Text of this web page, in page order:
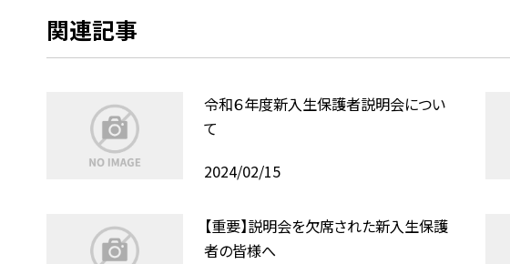
関連記事
令和６年度新入生保護者説明会につい
て
2024/02/15
【重要】説明会を欠席された新入生保護
者の皆様へ